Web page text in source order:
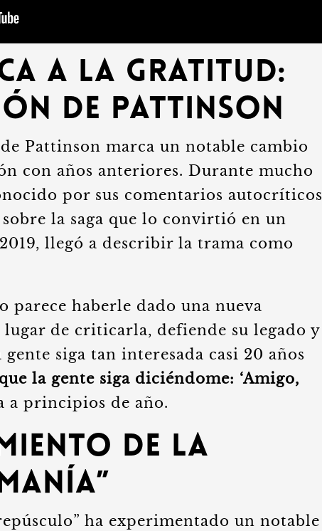
a la Gratitud:
de Pattinson
Pattinson marca un notable cambio
con años anteriores. Durante mucho
por sus comentarios autocríticos
sobre la saga que lo convirtió en un
llegó a describir la trama como
parece haberle dado una nueva
lugar de criticarla, defiende su legado y
siga tan interesada casi 20 años
la gente siga diciéndome: ‘Amigo,
a principios de año.
de la
ha experimentado un notable